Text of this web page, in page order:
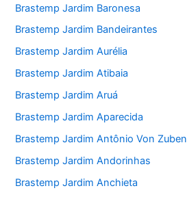
Brastemp Jardim Baronesa
Brastemp Jardim Bandeirantes
Brastemp Jardim Aurélia
Brastemp Jardim Atibaia
Brastemp Jardim Aruá
Brastemp Jardim Aparecida
Brastemp Jardim Antônio Von Zuben
Brastemp Jardim Andorinhas
Brastemp Jardim Anchieta